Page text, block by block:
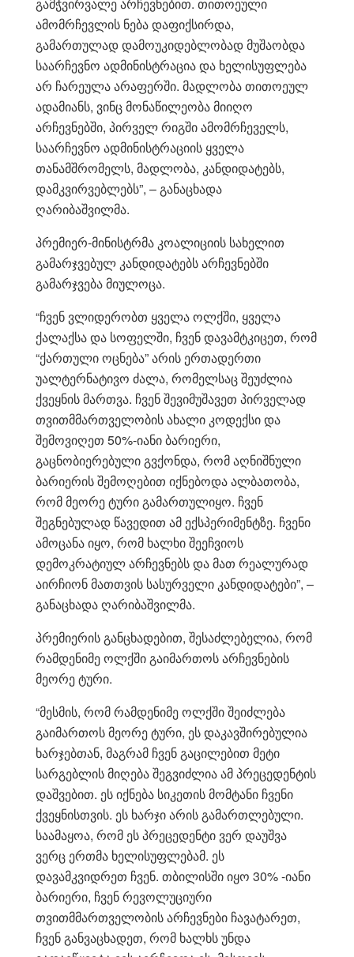
ამომრჩევლის ნება დაფიქსირდა,
გამართულად დამოუკიდებლობად მუშაობდა
საარჩევნო ადმინისტრაცია და ხელისუფლება
არ ჩარეულა არაფერში. მადლობა თითოეულ
ადამიანს, ვინც მონაწილეობა მიიღო
არჩევნებში, პირველ რიგში ამომრჩეველს,
საარჩევნო ადმინისტრაციის ყველა
თანამშრომელს, მადლობა, კანდიდატებს,
დამკვირვებლებს”, – განაცხადა
ღარიბაშვილმა.
პრემიერ-მინისტრმა კოალიციის სახელით
გამარჯვებულ კანდიდატებს არჩევნებში
გამარჯვება მიულოცა.
“ჩვენ ვლიდერობთ ყველა ოლქში, ყველა
ქალაქსა და სოფელში, ჩვენ დავამტკიცეთ, რომ
“ქართული ოცნება” არის ერთადერთი
უალტერნატივო ძალა, რომელსაც შეუძლია
ქვეყნის მართვა. ჩვენ შევიმუშავეთ პირველად
თვითმმართველობის ახალი კოდექსი და
შემოვიღეთ 50%-იანი ბარიერი,
გაცნობიერებული გვქონდა, რომ აღნიშნული
ბარიერის შემოღებით იქნებოდა ალბათობა,
რომ მეორე ტური გამართულიყო. ჩვენ
შეგნებულად წავედით ამ ექსპერიმენტზე. ჩვენი
ამოცანა იყო, რომ ხალხი შეეჩვიოს
დემოკრატიულ არჩევნებს და მათ რეალურად
აირჩიონ მათთვის სასურველი კანდიდატები”, –
განაცხადა ღარიბაშვილმა.
პრემიერის განცხადებით, შესაძლებელია, რომ
რამდენიმე ოლქში გაიმართოს არჩევნების
მეორე ტური.
“მესმის, რომ რამდენიმე ოლქში შეიძლება
გაიმართოს მეორე ტური, ეს დაკავშირებულია
ხარჯებთან, მაგრამ ჩვენ გაცილებით მეტი
სარგებლის მიღება შეგვიძლია ამ პრეცედენტის
დაშვებით. ეს იქნება სიკეთის მომტანი ჩვენი
ქვეყნისთვის. ეს ხარჯი არის გამართლებული.
საამაყოა, რომ ეს პრეცედენტი ვერ დაუშვა
ვერც ერთმა ხელისუფლებამ. ეს
დავამკვიდრეთ ჩვენ. თბილისში იყო 30% -იანი
ბარიერი, ჩვენ რევოლუციური
თვითმმართველობის არჩევნები ჩავატარეთ,
ჩვენ განვაცხადეთ, რომ ხალხს უნდა